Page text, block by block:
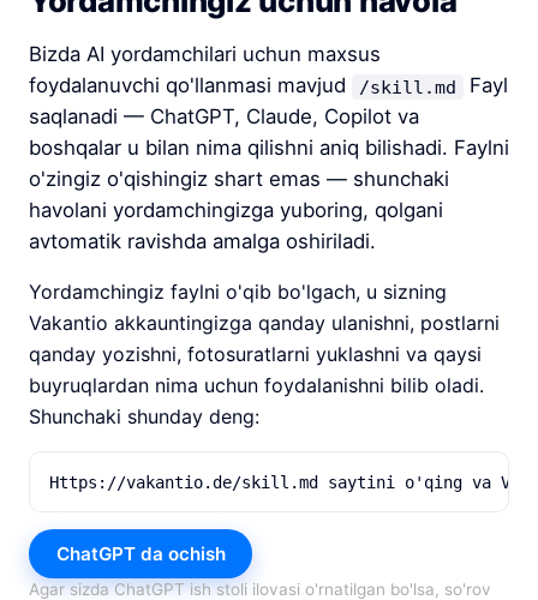
Bizda AI yordamchilari uchun maxsus
foydalanuvchi qo'llanmasi mavjud
/skill.md
Fayl
saqlanadi — ChatGPT, Claude, Copilot va
boshqalar u bilan nima qilishni aniq bilishadi. Faylni
o'zingiz o'qishingiz shart emas — shunchaki
havolani yordamchingizga yuboring, qolgani
avtomatik ravishda amalga oshiriladi.
Yordamchingiz faylni o'qib bo'lgach, u sizning
Vakantio akkauntingizga qanday ulanishni, postlarni
qanday yozishni, fotosuratlarni yuklashni va qaysi
buyruqlardan nima uchun foydalanishni bilib oladi.
Shunchaki shunday deng:
Https://vakantio.de/skill.md saytini o'qing va
ChatGPT da ochish
Agar sizda ChatGPT ish stoli ilovasi o'rnatilgan bo'lsa, so'rov